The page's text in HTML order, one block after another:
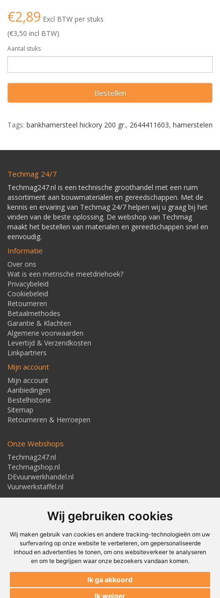
Wij gebruiken cookies
Wij maken gebruik van cookies en andere tracking-technologieën om uw
surfervaring op onze website te verbeteren, om gepersonaliseerde
inhoud en advertenties te tonen, om ons websiteverkeer te analyseren
en om te begrijpen waar onze bezoekers vandaan komen.
Ik ga akkoord
Ik weiger
€2,89 Excl BTW per stuks
(€3,50 incl BTW)
Aantal stuks
Bestellen
Tags: bankhamersteel hickory 200 gr., 2644411603, hamerstelen
Techmag 24/7
Techmag247.nl is een technische groothandel met een ruim
assortiment aan bouwmaterialen en gereedschappen. Met de
kennis en ervaring van Techmag 24/7 helpen wij u graag bij het
vinden van de beste oplossing. De webshop van Techmag
maakt het bestellen van materialen en gereedschappen snel en
eenvoudig.
Informatie
Over ons
Wat is een metrische meetdriehoek?
Privacybeleid
Cookiebeleid
Retourneren
Betaalmethodes
Garantie & Klachten
Algemene voorwaarden
Levertijd & Verzendkosten
Linkpartners
Mijn account
Mijn account
Aanbiedingen
Bestelhistorie
Sitemap
Retourneren & Herroepen
Onze Webshops
Techmag247.nl
Techmagshop.nl
DEvuurwerkhandel.nl
Vuurwerkstaffel.nl
Adresgegevens
Textielstraat 4, 7483 PB Haaksbergen
Telefoon: 053-5723224
info@techmaghaaksbergen.nl
Akkoord om gemaild te worden*
Privacybeleid*